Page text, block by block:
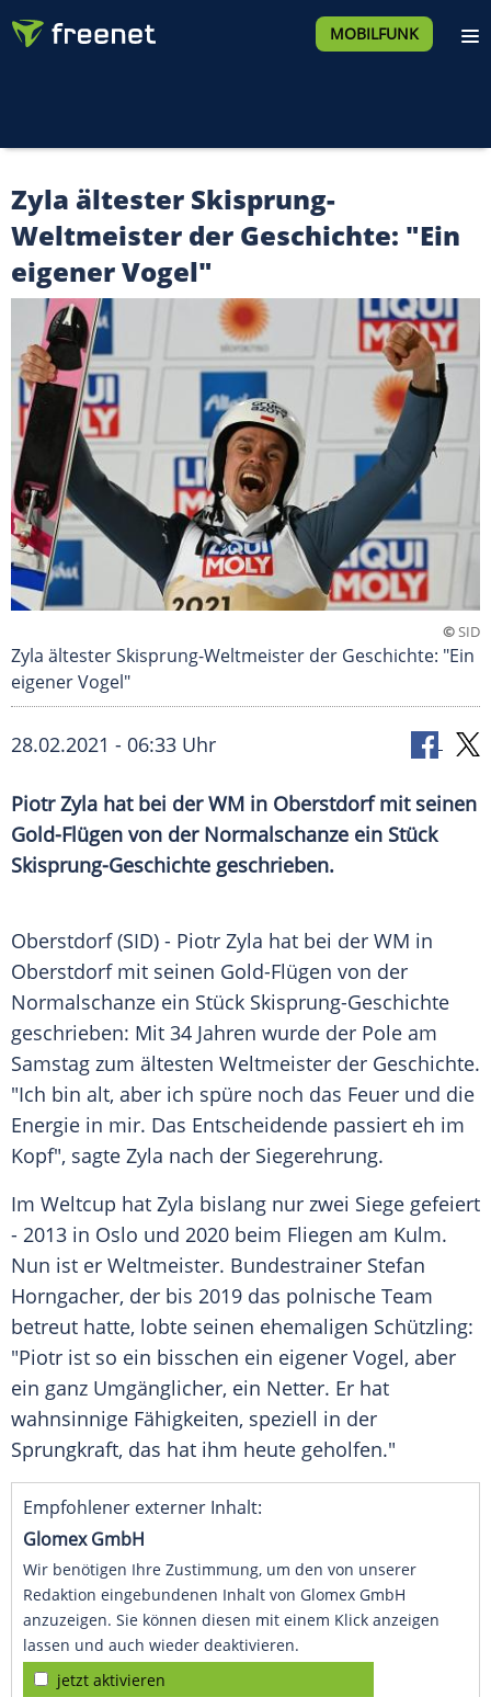
MOBILFUNK
Zyla ältester Skisprung-
Weltmeister der Geschichte: "Ein
eigener Vogel"
©SID
Zyla ältester Skisprung-Weltmeister der Geschichte: "Ein
eigener Vogel"
28.02.2021 - 06:33 Uhr
Piotr Zyla hat bei der WM in Oberstdorfmit seinen
Gold-Flügen von der Normalschanze ein Stück
Skisprung-Geschichte geschrieben.
Oberstdorf(SID) - Piotr Zyla hat bei der WM in
Oberstdorfmit seinen Gold-Flügen von der
Normalschanze ein Stück Skisprung-Geschichte
geschrieben: Mit 34 Jahren wurde der Pole am
Samstag zum ältesten Weltmeister der Geschichte.
"Ich bin alt, aber ich spüre noch das Feuer und die
Energie in mir. Das Entscheidende passiert eh im
Kopf", sagte Zyla nach der Siegerehrung.
Im Weltcup hat Zyla bislang nur zwei Siege gefeiert
- 2013 in Oslo und 2020 beim Fliegen am Kulm.
Nun ist er Weltmeister. Bundestrainer Stefan
Horngacher, der bis 2019 das polnische Team
betreut hatte, lobte seinen ehemaligen Schützling:
"Piotr ist so ein bisschen ein eigener Vogel, aber
ein ganz Umgänglicher, ein Netter. Er hat
wahnsinnige Fähigkeiten, speziell in der
Sprungkraft, das hat ihm heute geholfen."
Empfohlener externer Inhalt:
Glomex GmbH
Wir benötigen Ihre Zustimmung, um den von unserer
Redaktion eingebundenen Inhalt von Glomex GmbH
anzuzeigen. Sie können diesen mit einem Klick anzeigen
lassen und auch wieder deaktivieren.
jetzt aktivieren